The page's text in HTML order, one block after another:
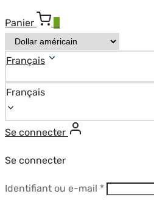
Panier
Français
Français
Se connecter
Se connecter
Identifiant ou e-mail *Obligatoire